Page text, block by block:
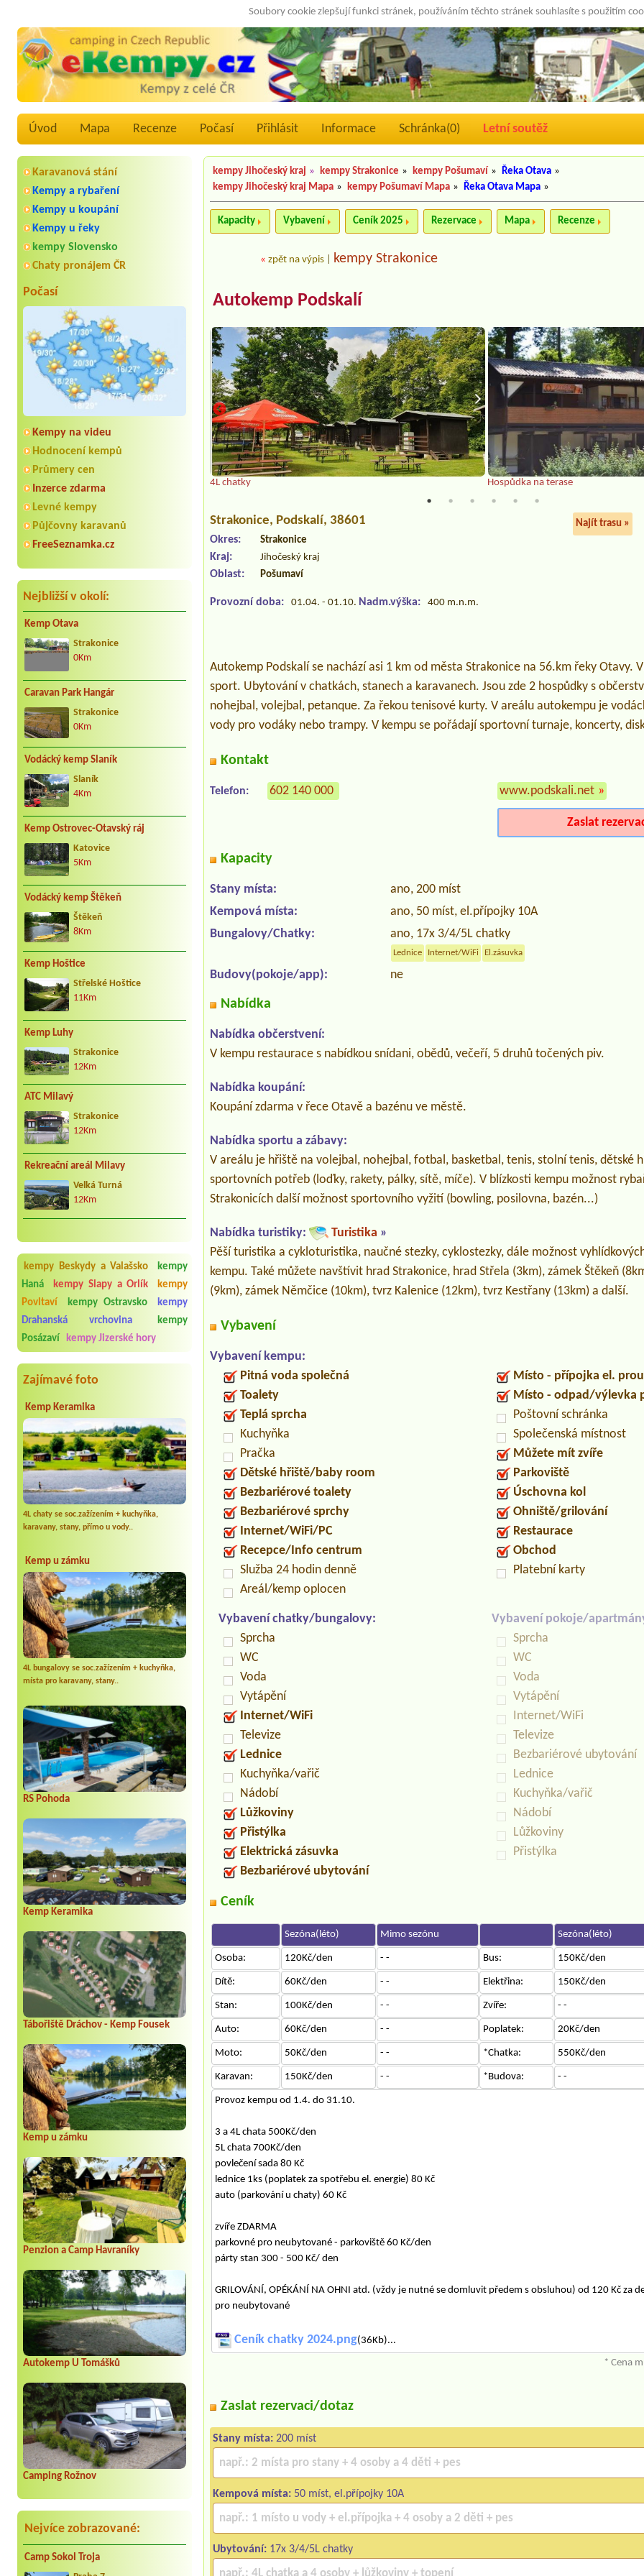
Soubory cookie zlepšují funkci stránek, používáním těchto stránek souhlasíte s použitím
Úvod Mapa Recenze Počasí Přihlásit Informace Schránka(0) Letní soutěž
Karavanová stání
Kempy a rybaření
Kempy u koupání
Kempy u řeky
kempy Slovensko
Chaty pronájem ČR
Počasí
Kempy na videu
Hodnocení kempů
Průmery cen
Inzerce zdarma
Levné kempy
Půjčovny karavanů
FreeSeznamka.cz
Nejbližší v okolí:
Kemp Otava
Strakonice
0Km
Caravan Park Hangár
Strakonice
0Km
Vodácký kemp Slaník
Slaník
4Km
Kemp Ostrovec-Otavský ráj
Katovice
5Km
Vodácký kemp Štěkeň
Štěkeň
8Km
Kemp Hoštice
Střelské Hoštice
11Km
Kemp Luhy
Strakonice
12Km
ATC Milavý
Strakonice
12Km
Rekreační areál Milavy
Velká Turná
12Km
kempy Beskydy a Valašsko
kempy
Haná
kempy Slapy a Orlík
kempy
Povltaví
kempy Ostravsko
kempy
Drahanská vrchovina
kempy
Posázaví
kempy Jizerské hory
Zajímavé foto
Kemp Keramika
4L chaty se soc.zažízením + kuchyňka,
karavany, stany, přímo u vody..
Kemp u zámku
4L bungalovy se soc.zažízením + kuchyňka,
místa pro karavany, stany..
RS Pohoda
Kemp Keramika
Tábořiště Dráchov - Kemp Fousek
Kemp u zámku
Penzion a Camp Havraníky
Autokemp U Tomášků
Camping Rožnov
Nejvíce zobrazované:
Camp Sokol Troja
kempy Jihočeský kraj » kempy Strakonice » kempy Pošumaví » Řeka Otava »
kempy Jihočeský kraj Mapa » kempy Pošumaví Mapa » Řeka Otava Mapa »
Kapacity Vybavení Ceník 2025 Rezervace Mapa Recenze
«zpět na výpis kempy Strakonice
Autokemp Podskalí
4L chatky Hospůdka na terase
Strakonice, Podskalí, 38601 Najít trasu »
Okres: Strakonice
Kraj: Jihočeský kraj
Oblast: Pošumaví
Provozní doba: 01.04. - 01.10. Nadm.výška: 400 m.n.m.
Autokemp Podskalí se nachází asi 1 km od města Strakonice na 56.km řeky Otavy.
sport. Ubytování v chatkách, stanech a karavanech. Jsou zde 2 hospůdky s
nohejbal, volejbal, petanque. Za řekou tenisové kurty. V areálu autokempu je
vody pro vodáky nebo trampy. V kempu se pořádají sportovní turnaje, koncerty,
Kontakt
Telefon: 602 140 000 www.podskali.net »
Zaslat
Kapacity
Stany místa:
ano, 200 míst
Kempová místa:
ano, 50 míst, el.přípojky 10A
Bungalovy/Chatky:
ano, 17x 3/4/5L chatky
Lednice Internet/WiFi El.zásuvka
Budovy(pokoje/app): ne
Nabídka
Nabídka občerstvení:
V kempu restaurace s nabídkou snídani, obědů, večeří, 5 druhů točených piv.
Nabídka koupání:
Koupání zdarma v řece Otavě a bazénu ve městě.
Nabídka sportu a zábavy:
V areálu je hřiště na volejbal, nohejbal, fotbal, basketbal, tenis, stolní tenis, dětské
sportovních potřeb (loďky, rakety, pálky, sítě, míče). V blízkosti kempu možnost
Strakonicích další možnost sportovního vyžití (bowling, posilovna, bazén...)
Nabídka turistiky: Turistika »
Pěší turistika a cykloturistika, naučné stezky, cyklostezky, dále možnost
kempu. Také můžete navštívit hrad Strakonice, hrad Střela (3km), zámek Štěkeň
(9km), zámek Němčice (10km), tvrz Kalenice (12km), tvrz Kestřany (13km) a další.
Vybavení
Vybavení kempu:
Pitná voda společná
Toalety
Teplá sprcha
Kuchyňka
Pračka
Dětské hřiště/baby room
Bezbariérové toalety
Bezbariérové sprchy
Internet/WiFi/PC
Recepce/Info centrum
Služba 24 hodin denně
Areál/kemp oplocen
Místo - přípojka el.
Místo - odpad/výlevka
Poštovní schránka
Společenská místnost
Můžete mít zvíře
Parkoviště
Úschovna kol
Ohniště/grilování
Restaurace
Obchod
Platební karty
Vybavení chatky/bungalovy:
Sprcha
WC
Voda
Vytápění
Internet/WiFi
Televize
Lednice
Kuchyňka/vařič
Nádobí
Lůžkoviny
Přistýlka
Elektrická zásuvka
Bezbariérové ubytování
Vybavení pokoje/
Sprcha
WC
Voda
Vytápění
Internet/WiFi
Televize
Bezbariérové ubytování
Lednice
Kuchyňka/vařič
Nádobí
Lůžkoviny
Přistýlka
Ceník
Sezóna(léto) Mimo sezónu Sezóna(léto)
Osoba: 120Kč/den - - Bus: 150Kč/den
Dítě: 60Kč/den - - Elektřina: 150Kč/den
Stan: 100Kč/den - - Zvíře: - -
Auto: 60Kč/den - - Poplatek: 20Kč/den
Moto: 50Kč/den - - *Chatka: 550Kč/den
Karavan: 150Kč/den - - *Budova: - -
Provoz kempu od 1.4. do 31.10.
3 a 4L chata 500Kč/den
5L chata 700Kč/den
povlečení sada 80 Kč
lednice 1ks (poplatek za spotřebu el. energie) 80 Kč
auto (parkování u chaty) 60 Kč
zvíře ZDARMA
parkovné pro neubytované - parkoviště 60 Kč/den
párty stan 300 - 500 Kč/ den
GRILOVÁNÍ, OPÉKÁNÍ NA OHNI atd. (vždy je nutné se domluvit předem s obsluhou) od 120 Kč za
pro neubytované
Ceník chatky 2024.png(36Kb)...
* Cena
Zaslat rezervaci/dotaz
Stany místa: 200 míst
Kempová místa: 50 míst, el.přípojky 10A
Ubytování: 17x 3/4/5L chatky